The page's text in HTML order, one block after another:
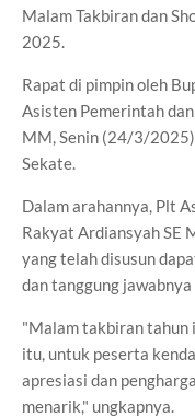
Malam Takbiran dan
2025.
Rapat di pimpin oleh
Asisten Pemerintah
MM, Senin (24/3/
Sekate.
Dalam arahannya, Plt
Rakyat Ardiansyah SE
yang telah disusun
dan tanggung
"Malam takbiran tahun
itu, untuk peserta
apresiasi dan
menarik," ungkapnya.